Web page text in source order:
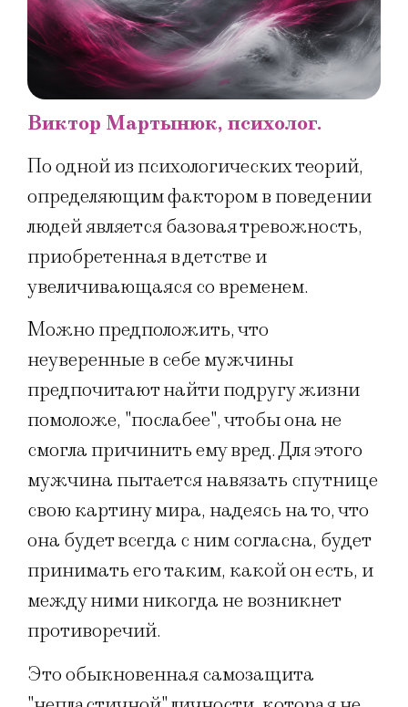
Виктор Мартынюк, психолог.
По одной из психологических теорий,
определяющим фактором в поведении
людей является базовая тревожность,
приобретенная в детстве и
увеличивающаяся со временем.
Можно предположить, что
неуверенные в себе мужчины
предпочитают найти подругу жизни
помоложе, "послабее", чтобы она не
смогла причинить ему вред. Для этого
мужчина пытается навязать спутнице
свою картину мира, надеясь на то, что
она будет всегда с ним согласна, будет
принимать его таким, какой он есть, и
между ними никогда не возникнет
противоречий.
Это обыкновенная самозащита